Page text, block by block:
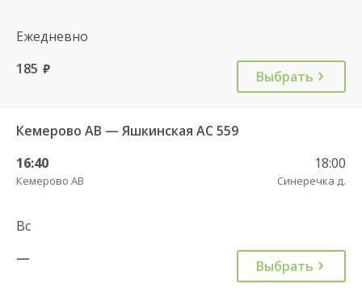
Ежедневно
185 руб. Выбрать
Кемерово АВ — Яшкинская АС 559
16:40
Кемерово АВ
18:00
Синеречка д.
Вс
—
Выбрать